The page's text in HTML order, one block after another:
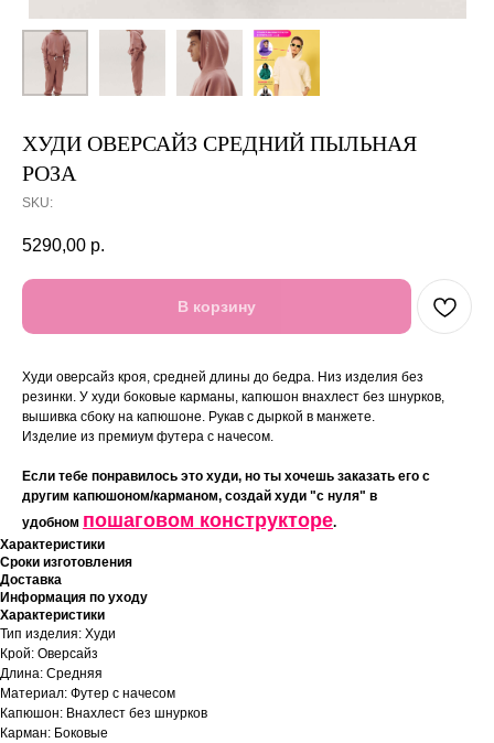
ХУДИ ОВЕРСАЙЗ СРЕДНИЙ ПЫЛЬНАЯ
РОЗА
SKU:
5290,00 р.
В корзину
Худи оверсайз кроя, средней длины до бедра. Низ изделия без
резинки. У худи боковые карманы, капюшон внахлест без шнурков,
вышивка сбоку на капюшоне. Рукав с дыркой в манжете.
Изделие из премиум футера с начесом.
Если тебе понравилось это худи, но ты хочешь заказать его с
другим капюшоном/карманом, создай худи "с нуля" в
удобном пошаговом конструкторе.
Характеристики
Сроки изготовления
Доставка
Информация по уходу
Характеристики
Тип изделия: Худи
Крой: Оверсайз
Длина: Средняя
Материал: Футер с начесом
Капюшон: Внахлест без шнурков
Карман: Боковые